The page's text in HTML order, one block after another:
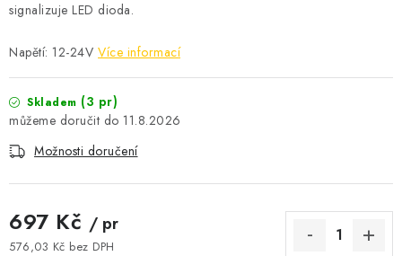
signalizuje LED dioda.
Napětí: 12-24V Více informací
Skladem (3 pr)
11.8.2026
Možnosti doručení
697 Kč / pr
576,03 Kč bez DPH